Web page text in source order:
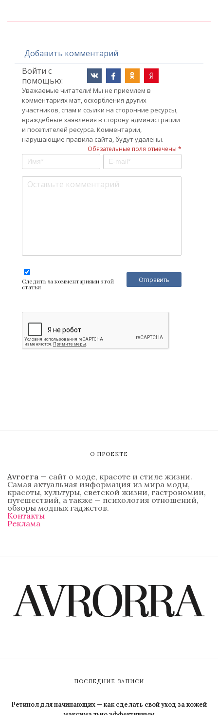
Добавить комментарий
Войти с
помощью:
Уважаемые читатели! Мы не приемлем в
комментариях мат, оскорбления других
участников, спам и ссылки на сторонние ресурсы,
враждебные заявления в сторону администрации
и посетителей ресурса. Комментарии,
нарушающие правила сайта, будут удалены.
Обязательные поля отмечены *
Следить за комментариями этой
статьи
О ПРОЕКТЕ
Avrorra — сайт о моде, красоте и стиле жизни.
Самая актуальная информация из мира моды,
красоты, культуры, светской жизни, гастрономии,
путешествий, а также — психология отношений,
обзоры модных гаджетов.
Контакты
Реклама
ПОСЛЕДНИЕ ЗАПИСИ
Ретинол для начинающих — как сделать свой уход за кожей